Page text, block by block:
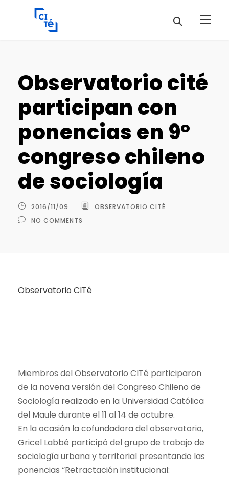
Observatorio cité
participan con
ponencias en 9°
congreso chileno
de sociología
2016/11/09
OBSERVATORIO CITÉ
NO COMMENTS
Observatorio CITé
Miembros del Observatorio CITé participaron
de la novena versión del Congreso Chileno de
Sociología realizado en la Universidad Católica
del Maule durante el 11 al 14 de octubre.
En la ocasión la cofundadora del observatorio,
Gricel Labbé participó del grupo de trabajo de
sociología urbana y territorial presentando las
ponencias “Retractación institucional: